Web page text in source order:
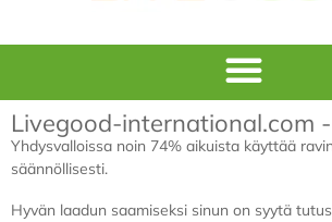
Livegood-international.com
Yhdysvalloissa noin 74% aikuista käyttää
säännöllisesti.
Hyvän laadun saamiseksi sinun on syytä